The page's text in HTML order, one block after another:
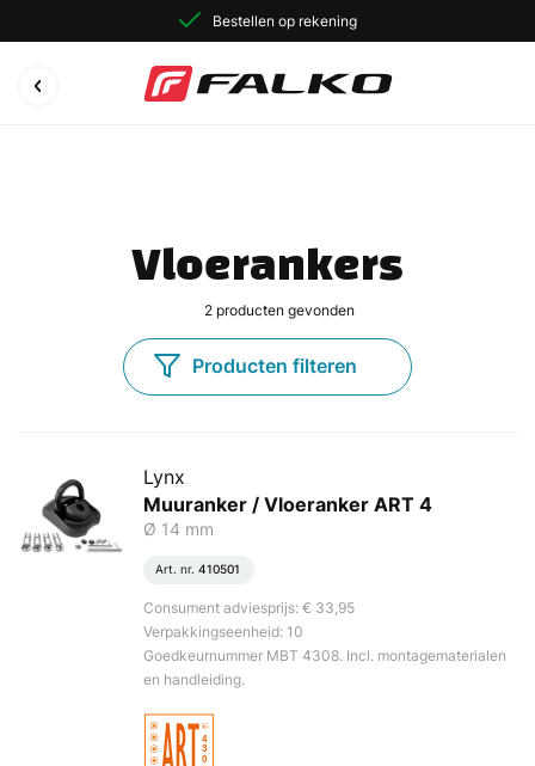
Bestellen op rekening
Vloerankers
2 producten gevonden
Producten filteren
Lynx
Muuranker / Vloeranker ART 4
Ø 14 mm
Art. nr. 410501
Consument adviesprijs: € 33,95
Verpakkingseenheid: 10
Goedkeurnummer MBT 4308. Incl. montagematerialen
en handleiding.